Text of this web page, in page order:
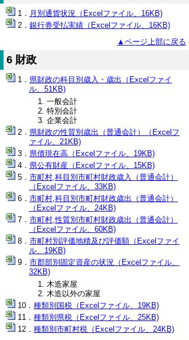
月別通貨状況（Excelファイル、16KB)
銀行券受払実績（Excelファイル、16KB)
▲ページ上部に戻る
6 財政
県財政の科目別歳入・歳出（Excelファイ
ル、51KB)
一般会計
特別会計
企業会計
県財政の性質別歳出（普通会計）（Excelフ
ァイル、21KB)
県債現在高（Excelファイル、19KB)
県公有財産（Excelファイル、15KB)
市町村,科目別市町村財政歳入（普通会計）
（Excelファイル、33KB)
市町村,科目別市町村財政歳出（普通会計）
（Excelファイル、24KB)
市町村,性質別市町村財政歳出（普通会計）
（Excelファイル、60KB)
市町村別評価地積及び評価額（Excelファイ
ル、19KB)
市郡部別固定資産の状況（Excelファイル、
32KB)
木造家屋
木造以外の家屋
種類別国税（Excelファイル、19KB)
種類別県税（Excelファイル、25KB)
種類別市町村税（Excelファイル、24KB)